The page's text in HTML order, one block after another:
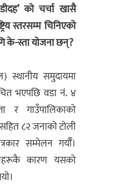
को चर्चा खासै
स्तरसम्म चिनिएको
के-स्ता योजना छन्?
स्थानीय समुदायमा
भएपछि वडा नं. ४
र गाउँपालिकाको
८२ जनाको टोली
सम्मेलन गर्यौँ।
कारण यसको